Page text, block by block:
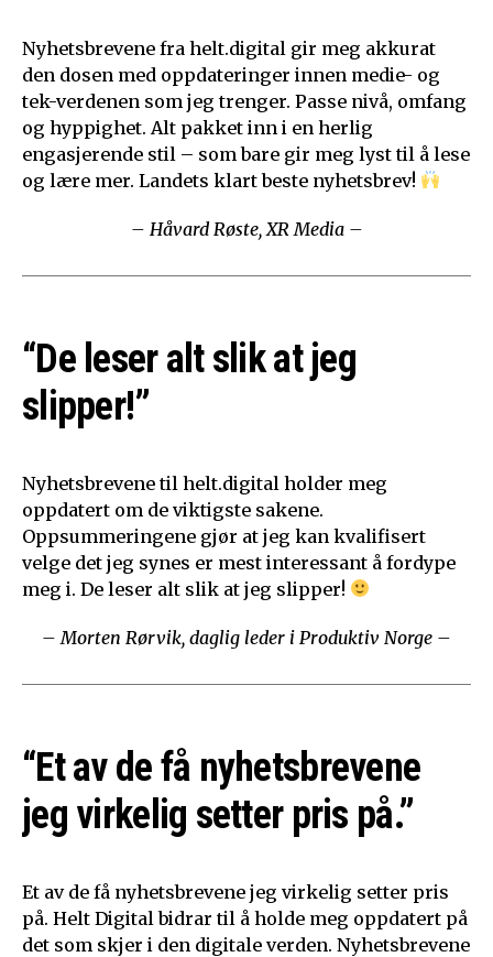
Nyhetsbrevene fra helt.digital gir meg akkurat
den dosen med oppdateringer innen medie- og
tek-verdenen som jeg trenger. Passe nivå, omfang
og hyppighet. Alt pakket inn i en herlig
engasjerende stil – som bare gir meg lyst til å lese
og lære mer. Landets klart beste nyhetsbrev!
– Håvard Røste, XR Media –
“De leser alt slik at jeg
slipper!”
Nyhetsbrevene til helt.digital holder meg
oppdatert om de viktigste sakene.
Oppsummeringene gjør at jeg kan kvalifisert
velge det jeg synes er mest interessant å fordype
meg i. De leser alt slik at jeg slipper!
– Morten Rørvik, daglig leder i Produktiv Norge –
“Et av de få nyhetsbrevene
jeg virkelig setter pris på.”
Et av de få nyhetsbrevene jeg virkelig setter pris
på. Helt Digital bidrar til å holde meg oppdatert på
det som skjer i den digitale verden. Nyhetsbrevene